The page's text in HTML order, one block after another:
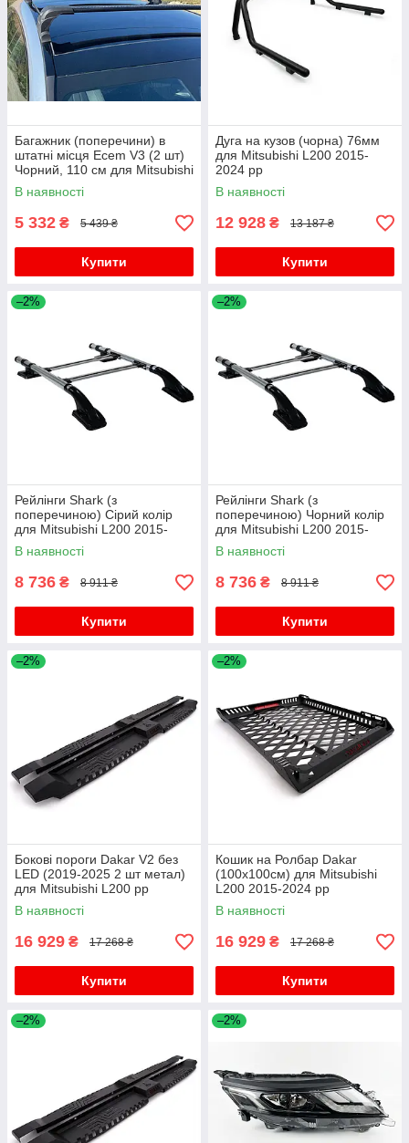
Багажник (поперечини) в
штатні місця Ecem V3 (2 шт)
Чорний, 110 см для Mitsubishi
L200 2015-2024 рр
В наявності
5 332 ₴ 5 439 ₴
Купити
Дуга на кузов (чорна) 76мм
для Mitsubishi L200 2015-
2024 рр
В наявності
12 928 ₴ 13 187 ₴
Купити
–2%
Рейлінги Shark (з
поперечиною) Сірий колір
для Mitsubishi L200 2015-
2024 рр
В наявності
8 736 ₴ 8 911 ₴
Купити
–2%
Рейлінги Shark (з
поперечиною) Чорний колір
для Mitsubishi L200 2015-
2024 рр
В наявності
8 736 ₴ 8 911 ₴
Купити
–2%
Бокові пороги Dakar V2 без
LED (2019-2025 2 шт метал)
для Mitsubishi L200 рр
В наявності
16 929 ₴ 17 268 ₴
Купити
–2%
Кошик на Ролбар Dakar
(100x100см) для Mitsubishi
L200 2015-2024 рр
В наявності
16 929 ₴ 17 268 ₴
Купити
–2% –2%